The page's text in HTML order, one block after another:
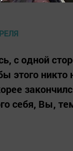
с одной
этого никто
себя, Вы,